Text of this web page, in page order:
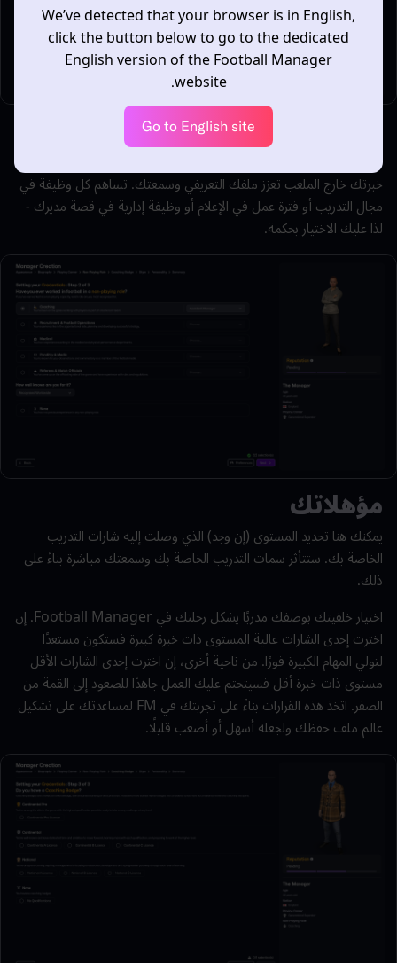
خلفيتك الكروية
ربما كنت تكتيكيًا عبقريًا خلف الكواليس أو مدربًا مخضرمًا أو حتى حَكمًا.
خبرتك خارج الملعب تعزز ملفك التعريفي وسمعتك. تساهم كل وظيفة في
مجال التدريب أو فترة عمل في الإعلام أو وظيفة إدارية في قصة مديرك -
لذا عليك الاختيار بحكمة.
مؤهلاتك
يمكنك هنا تحديد المستوى (إن وجد) الذي وصلت إليه شارات التدريب
الخاصة بك. ستتأثر سمات التدريب الخاصة بك وسمعتك مباشرة بناءً على
ذلك.
اختيار خلفيتك بوصفك مدربًا يشكل رحلتك في Football Manager. إن
اخترت إحدى الشارات عالية المستوى ذات خبرة كبيرة فستكون مستعدًا
لتولي المهام الكبيرة فورًا. من ناحية أخرى، إن اخترت إحدى الشارات الأقل
مستوى ذات خبرة أقل فسيتحتم عليك العمل جاهدًا للصعود إلى القمة من
الصفر. اتخذ هذه القرارات بناءً على تجربتك في FM لمساعدتك على تشكيل
عالم ملف حفظك ولجعله أسهل أو أصعب قليلًا.
We’ve detected that your browser is in English,
click the button below to go to the dedicated
English version of the Football Manager
website.
Go to English site